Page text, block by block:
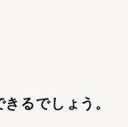
るでしょう。